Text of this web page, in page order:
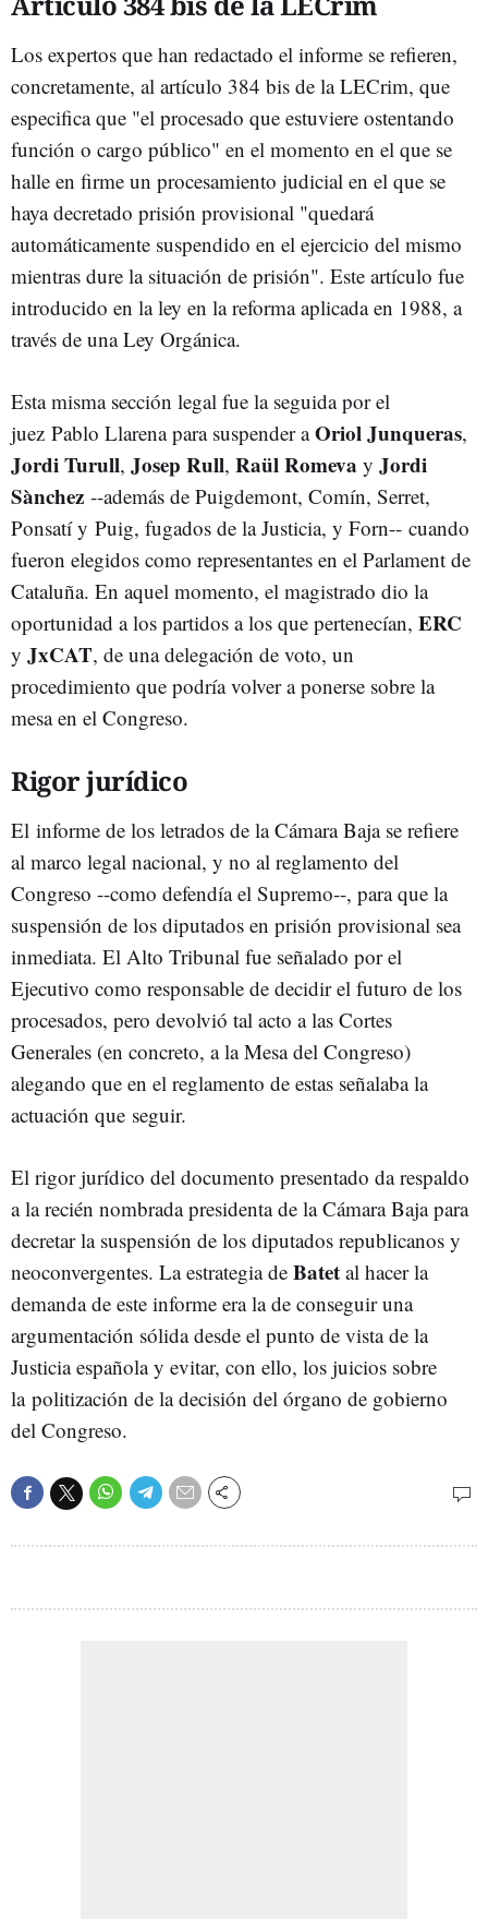
Los expertos que han redactado el informe se refieren,
concretamente, al artículo 384 bis de la LECrim, que
especifica que "el procesado que estuviere ostentando
función o cargo público" en el momento en el que se
halle en firme un procesamiento judicial en el que se
haya decretado prisión provisional "quedará
automáticamente suspendido en el ejercicio del mismo
mientras dure la situación de prisión". Este artículo fue
introducido en la ley en la reforma aplicada en 1988, a
través de una Ley Orgánica.
Esta misma sección legal fue la seguida por el
juez Pablo Llarena para suspender aOriol Junqueras,
Jordi Turull, Josep Rull, Raül Romeva y Jordi
Sànchez --además de Puigdemont, Comín, Serret,
Ponsatí y Puig, fugados de la Justicia, y Forn-- cuando
fueron elegidos como representantes en el Parlament de
Cataluña. En aquel momento, el magistrado dio la
oportunidad a los partidos a los que pertenecían, ERC
y JxCAT, de una delegación de voto, un
procedimiento que podría volver a ponerse sobre la
mesa en el Congreso.
Rigor jurídico
El informe de los letrados de la Cámara Baja se refiere
al marco legal nacional, y no al reglamento del
Congreso --como defendía el Supremo--, para que la
suspensión de los diputados en prisión provisional sea
inmediata. El Alto Tribunal fue señalado por el
Ejecutivo como responsable de decidir el futuro de los
procesados, pero devolvió tal acto a las Cortes
Generales (en concreto, a la Mesa del Congreso)
alegando que en el reglamento de estas señalaba la
actuación que seguir.
El rigor jurídico del documento presentado da respaldo
a la recién nombrada presidenta de la Cámara Baja para
decretar la suspensión de los diputados republicanos y
neoconvergentes. La estrategia de Batet al hacer la
demanda de este informe era la de conseguir una
argumentación sólida desde el punto de vista de la
Justicia española y evitar, con ello, los juicios sobre
la politización de la decisión del órgano de gobierno
del Congreso.